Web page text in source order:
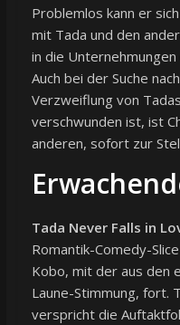
Problemlos kann er
mit Tada und den
in die
Auch bei der Suche
Verzweiflung von
verschwunden ist, ist
anderen, sofort zur
Tada Never Falls in
Romantik-Comedy-
Kobo, mit der aus den
Laune-Stimmung, fort.
verspricht die